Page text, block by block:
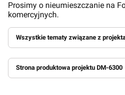
Prosimy o nieumieszczanie na
komercyjnych.
Wszystkie tematy związane z
Strona produktowa projektu DM-6300